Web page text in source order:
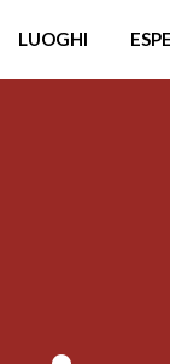
LUOGHI